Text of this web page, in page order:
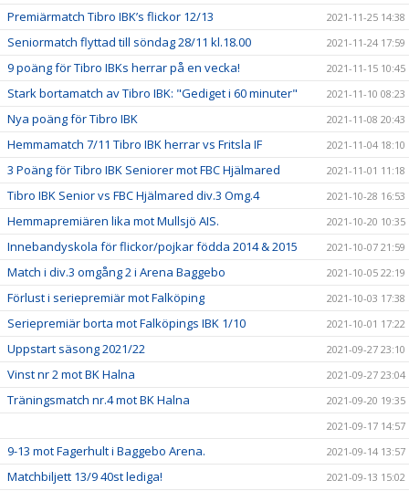
Premiärmatch Tibro IBK’s flickor 12/13 2021-11-25 14:38
Seniormatch flyttad till söndag 28/11 kl.18.00 2021-11-24 17:59
9 poäng för Tibro IBKs herrar på en vecka! 2021-11-15 10:45
Stark bortamatch av Tibro IBK: "Gediget i 60 minuter" 2021-11-10 08:23
Nya poäng för Tibro IBK 2021-11-08 20:43
Hemmamatch 7/11 Tibro IBK herrar vs Fritsla IF 2021-11-04 18:10
3 Poäng för Tibro IBK Seniorer mot FBC Hjälmared 2021-11-01 11:18
Tibro IBK Senior vs FBC Hjälmared div.3 Omg.4 2021-10-28 16:53
Hemmapremiären lika mot Mullsjö AIS. 2021-10-20 10:35
Innebandyskola för flickor/pojkar födda 2014 & 2015 2021-10-07 21:59
Match i div.3 omgång 2 i Arena Baggebo 2021-10-05 22:19
Förlust i seriepremiär mot Falköping 2021-10-03 17:38
Seriepremiär borta mot Falköpings IBK 1/10 2021-10-01 17:22
Uppstart säsong 2021/22 2021-09-27 23:10
Vinst nr 2 mot BK Halna 2021-09-27 23:04
Träningsmatch nr.4 mot BK Halna
2021-09-20 19:35
2021-09-17 14:57
9-13 mot Fagerhult i Baggebo Arena. 2021-09-14 13:57
Matchbiljett 13/9 40st lediga! 2021-09-13 15:02